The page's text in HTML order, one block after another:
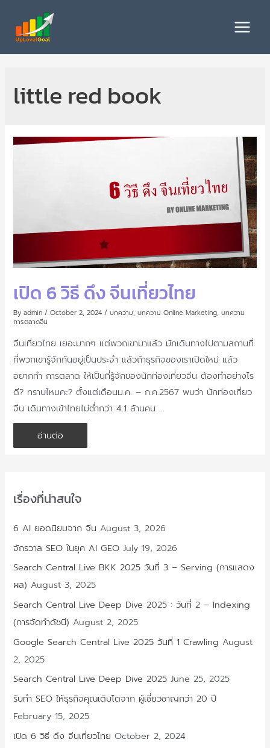
content
Main
little red book
เปิด 6 วิธี ดึง จีนเที่ยวไทย
Byadmin /October 2, 2024/บทความ,บทความ Online Marketing,บทความ
การตลาดจีน
จีนเที่ยวไทย เยอะมากๆ แต่พวกเขามาแล้ว มักเดินทางไปตามสถานที่
ที่พวกเขารู้จักกันอยู่เป็นประจำ แล้วถ้าธุรกิจของเราเปิดใหม่ แล้ว
อยากทำ การตลาด ให้เป็นที่รู้จักของนักท่องเที่ยวจีน ต้องทำอย่างไร
ดี? ทราบไหมคะ? ตั้งแต่เดือนม.ค. – ก.ค.2567 พบว่า นักท่องเที่ยว
จีน เดินทางเข้าไทยไม่ต่ำกว่า 4.1 ล้านคน …
เปิด
6
วิธี
อ่านต่อ
เรื่องที่น่าสนใจ
6 AI ยอดนิยมจาก จีน August 3, 2026
จักรวาล SEO ในยุค AI GEO July 19, 2026
Search Central Live BKK 2025 วันที่ 3 – Serving (การแสดง
ผล) August 3, 2025
Search Central Live Deep Dive 2025 : วันที่ 2 – Indexing
(การจัดทำดัชนี) August 2, 2025
Google Search Central Live 2025 วันที่ 1 Crawling August
2, 2025
Search Central Live Deep Dive 2025 June 25, 2025
รับทำ SEO ให้ธุรกิจคุณเติบโตจาก ผู้เชี่ยวชาญกว่า 20 ปี
February 15, 2025
เปิด 6 วิธี ดึง จีนเที่ยวไทย October 2, 2024